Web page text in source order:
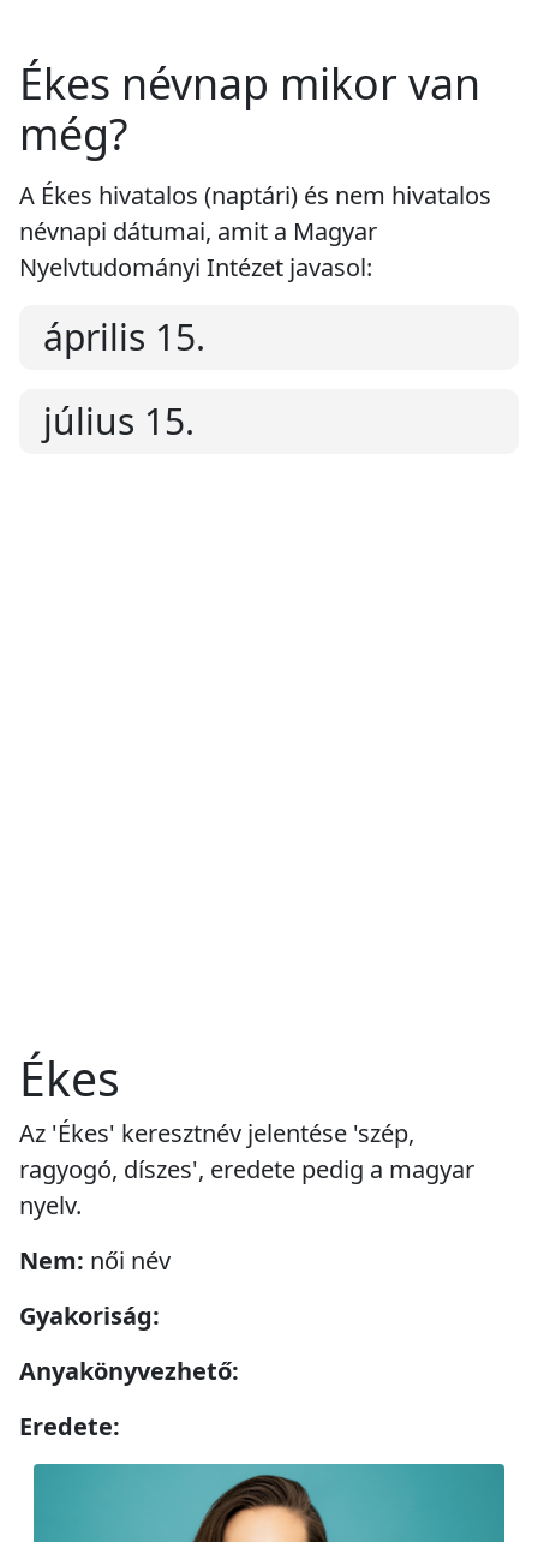
Ékes névnap mikor van
még?
A Ékes hivatalos (naptári) és nem hivatalos
névnapi dátumai, amit a Magyar
Nyelvtudományi Intézet javasol:
április 15.
július 15.
Ékes
Az 'Ékes' keresztnév jelentése 'szép,
ragyogó, díszes', eredete pedig a magyar
nyelv.
Nem: női név
Gyakoriság:
Anyakönyvezhető:
Eredete: